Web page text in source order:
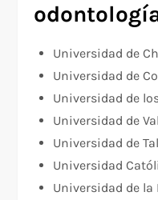
Universidad de
Universidad de
Universidad de
Universidad de
Universidad de
Universidad
Universidad de